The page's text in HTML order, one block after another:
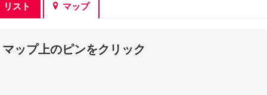
リスト マップ
マップ上のピンをクリック